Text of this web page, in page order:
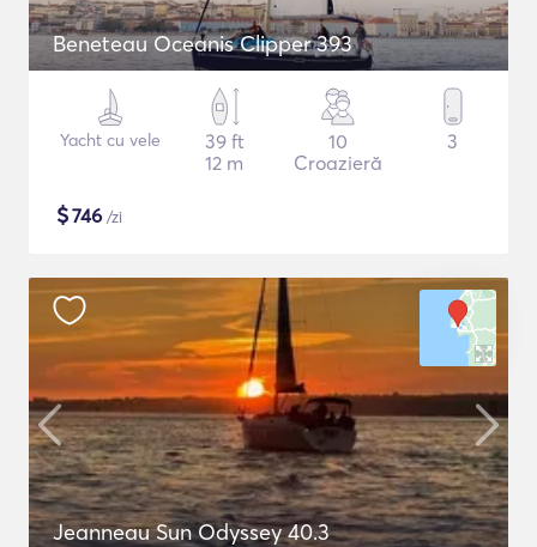
Beneteau Oceanis Clipper 393
Yacht cu vele
39 ft
12 m
10
Croazieră
3
$746 /zi
Jeanneau Sun Odyssey 40.3